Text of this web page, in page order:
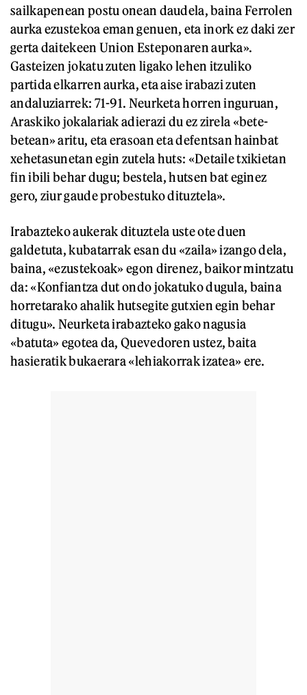
sailkapenean postu onean daudela, baina Ferrolen
aurka ezustekoa eman genuen, eta inork ez daki zer
gerta daitekeen Union Esteponaren aurka».
Gasteizen jokatu zuten ligako lehen itzuliko
partida elkarren aurka, eta aise irabazi zuten
andaluziarrek: 71-91. Neurketa horren inguruan,
Araskiko jokalariak adierazi du ez zirela «bete-
betean» aritu, eta erasoan eta defentsan hainbat
xehetasunetan egin zutela huts: «Detaile txikietan
fin ibili behar dugu; bestela, hutsen bat eginez
gero, ziur gaude probestuko dituztela».
Irabazteko aukerak dituztela uste ote duen
galdetuta, kubatarrak esan du «zaila» izango dela,
baina, «ezustekoak» egon direnez, baikor mintzatu
da: «Konfiantza dut ondo jokatuko dugula, baina
horretarako ahalik hutsegite gutxien egin behar
ditugu». Neurketa irabazteko gako nagusia
«batuta» egotea da, Quevedoren ustez, baita
hasieratik bukaerara «lehiakorrak izatea» ere.